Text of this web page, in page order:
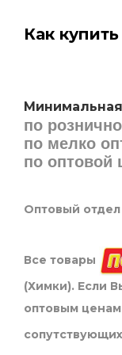
Как купить
по
по мелко
по оптовой
Оптовый
Все товары
(Химки). Если
оптовым